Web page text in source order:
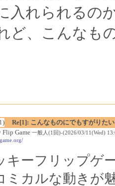
入れられるの
ど、こんなも
Re[1]: こんなものにでもすがりた
Game 一般人(1回)-(2026/03/11(Wed)
キーフリップゲ
ミカルな動きが